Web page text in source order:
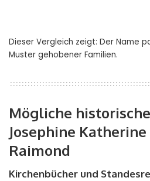
Dieser Vergleich zeigt: Der Name
Muster gehobener Familien.
Mögliche
Josephine
Raimond
Kirchenbücher und